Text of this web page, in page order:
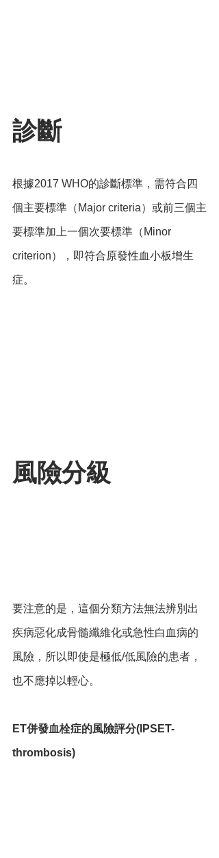
診斷
根據2017 WHO的診斷標準，需符合四
個主要標準（Major criteria）或前三個主
要標準加上一個次要標準（Minor
criterion），即符合原發性血小板增生
症。
風險分級
要注意的是，這個分類方法無法辨別出
疾病惡化成骨髓纖維化或急性白血病的
風險，所以即使是極低/低風險的患者，
也不應掉以輕心。
ET併發血栓症的風險評分(IPSET-
thrombosis)